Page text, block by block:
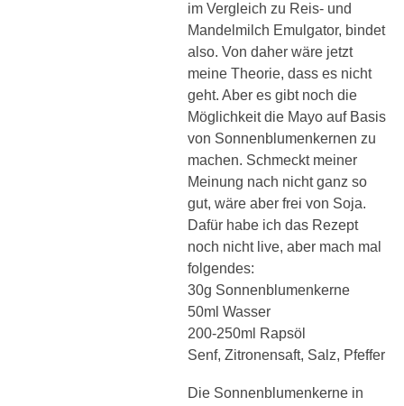
im Vergleich zu Reis- und
Mandelmilch Emulgator, bindet
also. Von daher wäre jetzt
meine Theorie, dass es nicht
geht. Aber es gibt noch die
Möglichkeit die Mayo auf Basis
von Sonnenblumenkernen zu
machen. Schmeckt meiner
Meinung nach nicht ganz so
gut, wäre aber frei von Soja.
Dafür habe ich das Rezept
noch nicht live, aber mach mal
folgendes:
30g Sonnenblumenkerne
50ml Wasser
200-250ml Rapsöl
Senf, Zitronensaft, Salz, Pfeffer
Die Sonnenblumenkerne in